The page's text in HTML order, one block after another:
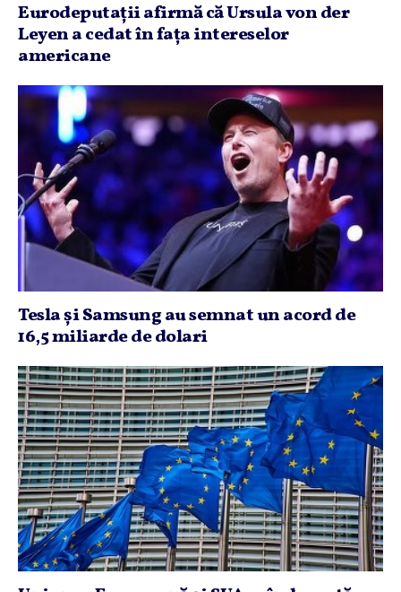
Eurodeputaţii afirmă că Ursula von der
Leyen a cedat în faţa intereselor
americane
Tesla şi Samsung au semnat un acord de
16,5 miliarde de dolari